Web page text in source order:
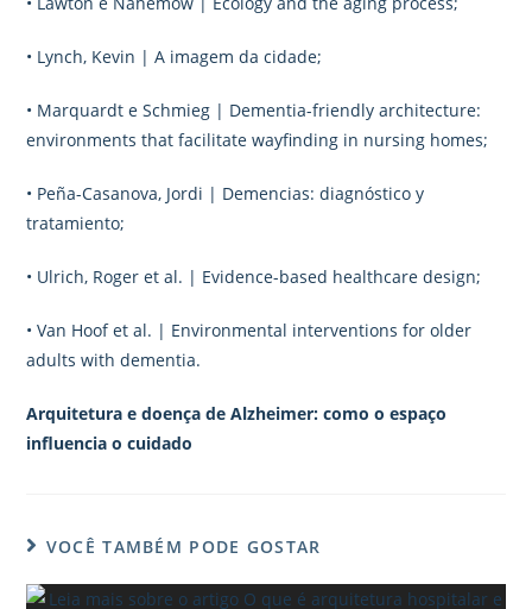
• Lynch, Kevin | A imagem da cidade;
• Marquardt e Schmieg | Dementia-friendly architecture:
environments that facilitate wayfinding in nursing homes;
• Peña-Casanova, Jordi | Demencias: diagnóstico y
tratamiento;
• Ulrich, Roger et al. | Evidence-based healthcare design;
• Van Hoof et al. | Environmental interventions for older
adults with dementia.
Arquitetura e doença de Alzheimer: como o espaço
influencia o cuidado
VOCÊ TAMBÉM PODE GOSTAR